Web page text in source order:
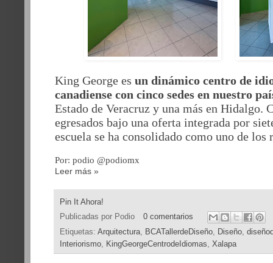
King George es un dinámico centro de
canadiense con cinco sedes en nuestro
Estado de Veracruz y una más en Hidalgo.
egresados bajo una oferta integrada por
escuela se ha consolidado como uno de los
Por: podio @podiomx
Leer más »
Pin It Ahora!
Publicadas por Podio
0 comentarios
Etiquetas: Arquitectura, BCATallerdeDiseño, Diseño,
Interiorismo, KingGeorgeCentrodeIdiomas, Xalapa